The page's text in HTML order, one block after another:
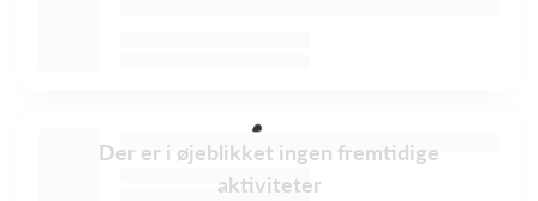
Der er i øjeblikket ingen fremtidige
aktiviteter